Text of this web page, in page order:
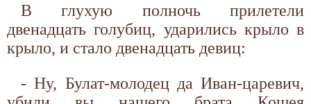
В глухую полночь прилетели
двенадцать голубиц, ударились крыло в
крыло, и стало двенадцать девиц:
- Ну, Булат-молодец да Иван-царевич,